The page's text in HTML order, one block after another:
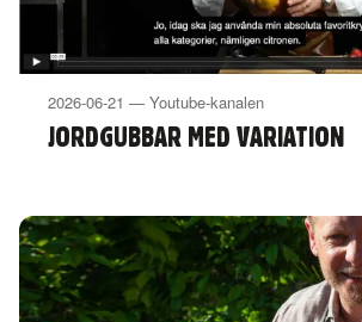
2026-06-21 — Youtube-kanalen
JORDGUBBAR MED VARIATION